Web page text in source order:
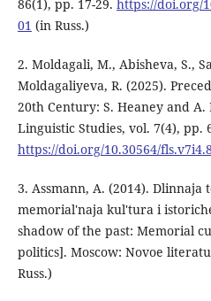
86(1), pp. 17-29. https://doi.org/
01 (in Russ.)
2. Moldagali, M., Abisheva, S.,
Moldagaliyeva, R. (2025).
20th Century: S. Heaney and
Linguistic Studies, vol. 7(4), pp.
https://doi.org/10.30564/
3. Assmann, A. (2014). Dlinnaja
memorial'naja kul'tura i
shadow of the past: Memorial
politics]. Moscow: Novoe
Russ.)